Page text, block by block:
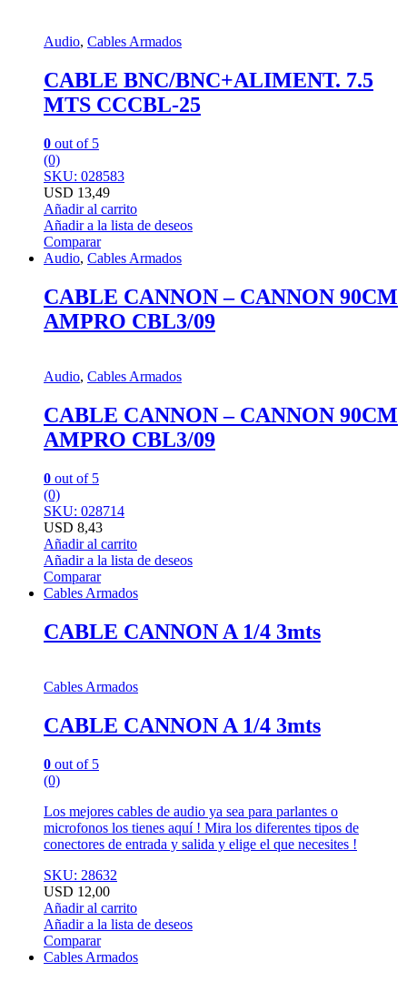
Audio, Cables Armados
CABLE BNC/BNC+ALIMENT. 7.5
MTS CCCBL-25
0 out of 5
(0)
SKU: 028583
USD 13,49
Añadir al carrito
Añadir a la lista de deseos
Comparar
Audio, Cables Armados
CABLE CANNON – CANNON 90CM
AMPRO CBL3/09
Audio, Cables Armados
CABLE CANNON – CANNON 90CM
AMPRO CBL3/09
0 out of 5
(0)
SKU: 028714
USD 8,43
Añadir al carrito
Añadir a la lista de deseos
Comparar
Cables Armados
CABLE CANNON A 1/4 3mts
Cables Armados
CABLE CANNON A 1/4 3mts
0 out of 5
(0)
Los mejores cables de audio ya sea para parlantes o
microfonos los tienes aquí ! Mira los diferentes tipos de
conectores de entrada y salida y elige el que necesites !
SKU: 28632
USD 12,00
Añadir al carrito
Añadir a la lista de deseos
Comparar
Cables Armados